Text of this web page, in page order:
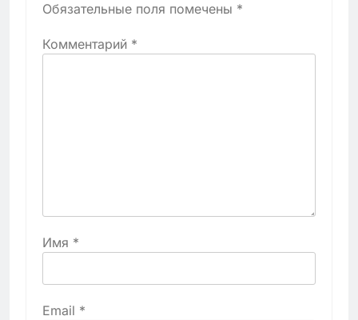
Обязательные поля помечены *
Комментарий *
Имя *
Email *